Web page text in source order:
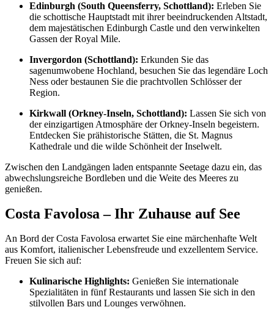
Edinburgh (South Queensferry, Schottland): Erleben Sie
die schottische Hauptstadt mit ihrer beeindruckenden Altstadt,
dem majestätischen Edinburgh Castle und den verwinkelten
Gassen der Royal Mile.
Invergordon (Schottland): Erkunden Sie das
sagenumwobene Hochland, besuchen Sie das legendäre Loch
Ness oder bestaunen Sie die prachtvollen Schlösser der
Region.
Kirkwall (Orkney-Inseln, Schottland): Lassen Sie sich von
der einzigartigen Atmosphäre der Orkney-Inseln begeistern.
Entdecken Sie prähistorische Stätten, die St. Magnus
Kathedrale und die wilde Schönheit der Inselwelt.
Zwischen den Landgängen laden entspannte Seetage dazu ein, das
abwechslungsreiche Bordleben und die Weite des Meeres zu
genießen.
Costa Favolosa – Ihr Zuhause auf See
An Bord der Costa Favolosa erwartet Sie eine märchenhafte Welt
aus Komfort, italienischer Lebensfreude und exzellentem Service.
Freuen Sie sich auf:
Kulinarische Highlights: Genießen Sie internationale
Spezialitäten in fünf Restaurants und lassen Sie sich in den
stilvollen Bars und Lounges verwöhnen.